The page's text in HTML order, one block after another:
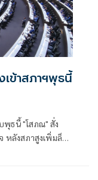
เข้าสภาฯพุธนี้
หลังสภาสูงเพิ่มล็อก